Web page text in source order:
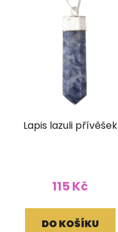
Lapis lazuli přívěšek
115 Kč
DO KOŠÍKU